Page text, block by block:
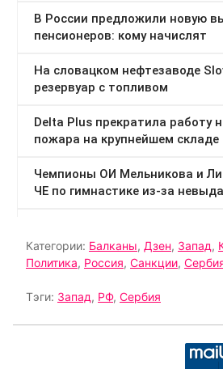
Категории: Балканы, Дзен, Запад,
Политика, Россия, Санкции,
Тэги: Запад, РФ, Сербия